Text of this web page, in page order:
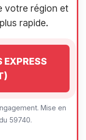
votre région et
rapide.
EXPRESS
Mise en
59740.